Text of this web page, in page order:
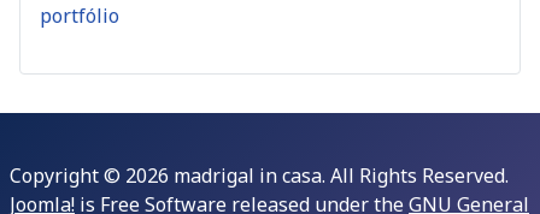
portfólio
Copyright © 2026 madrigal in casa. All Rights Reserved.
Joomla! is Free Software released under theGNU General